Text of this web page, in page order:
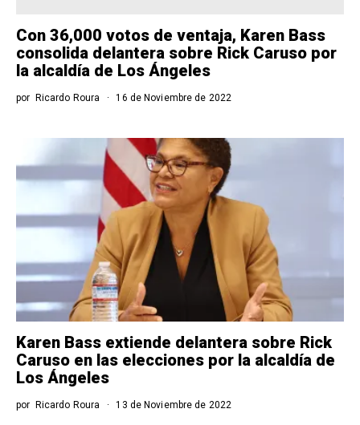
Con 36,000 votos de ventaja, Karen Bass
consolida delantera sobre Rick Caruso por
la alcaldía de Los Ángeles
por Ricardo Roura 16 de Noviembre de 2022
Karen Bass extiende delantera sobre Rick
Caruso en las elecciones por la alcaldía de
Los Ángeles
por Ricardo Roura 13 de Noviembre de 2022